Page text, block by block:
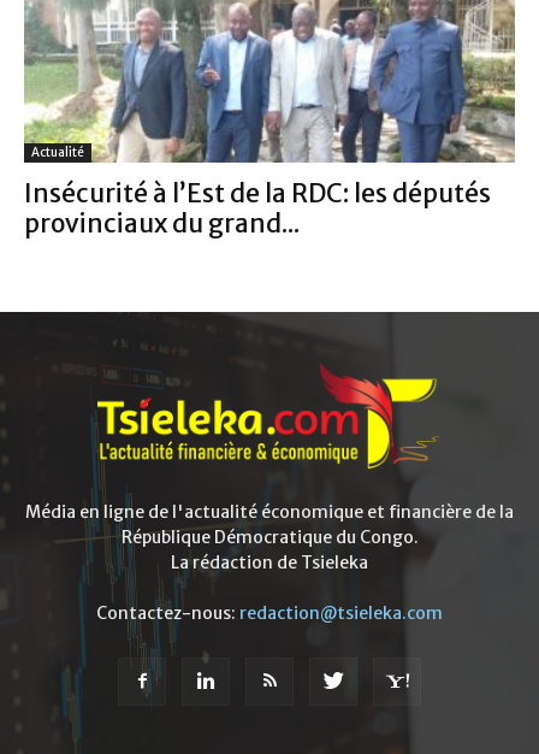
Actualité
Insécurité à l’Est de la RDC: les députés
provinciaux du grand...
Média en ligne de l'actualité économique et financière de la
République Démocratique du Congo.
La rédaction de Tsieleka
Contactez-nous: redaction@tsieleka.com